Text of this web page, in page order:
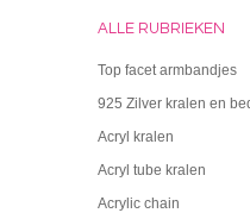
ALLE RUBRIEKEN
Top facet armbandjes
925 Zilver kralen en
Acryl kralen
Acryl tube kralen
Acrylic chain